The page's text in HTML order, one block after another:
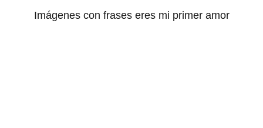
Imágenes con frases eres mi primer amor